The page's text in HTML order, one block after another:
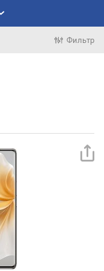
Фильтр